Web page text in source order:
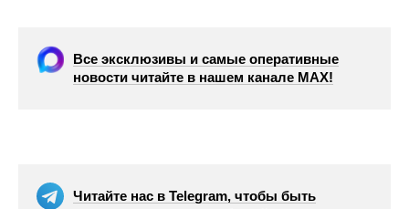
Все эксклюзивы и самые оперативные
новости читайте в нашем канале МАХ!
Читайте нас в Telegram, чтобы быть